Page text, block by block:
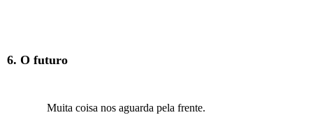
6. O futuro
Muita coisa nos aguarda pela frente.